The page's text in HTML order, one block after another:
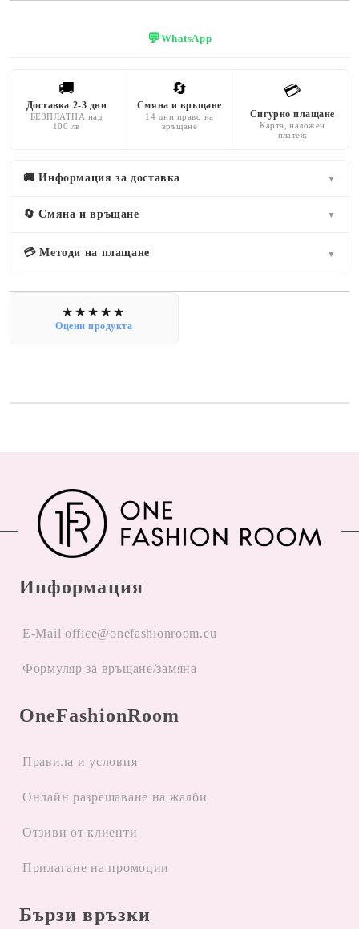
💬WhatsApp
🚚
Доставка 2-3 дни
БЕЗПЛАТНА над
100 лв
🔄
Смяна и връщане
14 дни право на
връщане
💳
Сигурно плащане
Карта, наложен
платеж
🚚 Информация за доставка ▼
🔄 Смяна и връщане ▼
💳 Методи на плащане ▼
Оцени продукта
Информация
E-Mail office@onefashionroom.eu
Формуляр за връщане/замяна
OneFashionRoom
Правила и условия
Oнлайн разрешаване на жалби
Отзиви от клиенти
Прилагане на промоции
Бързи връзки